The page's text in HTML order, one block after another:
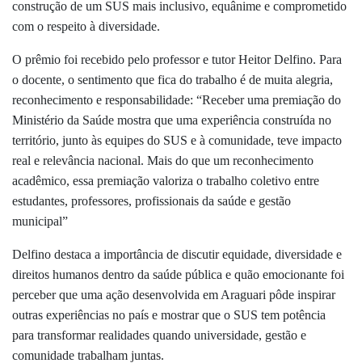
construção de um SUS mais inclusivo, equânime e comprometido
com o respeito à diversidade.
O prêmio foi recebido pelo professor e tutor Heitor Delfino. Para
o docente, o sentimento que fica do trabalho é de muita alegria,
reconhecimento e responsabilidade: “Receber uma premiação do
Ministério da Saúde mostra que uma experiência construída no
território, junto às equipes do SUS e à comunidade, teve impacto
real e relevância nacional. Mais do que um reconhecimento
acadêmico, essa premiação valoriza o trabalho coletivo entre
estudantes, professores, profissionais da saúde e gestão
municipal”
Delfino destaca a importância de discutir equidade, diversidade e
direitos humanos dentro da saúde pública e quão emocionante foi
perceber que uma ação desenvolvida em Araguari pôde inspirar
outras experiências no país e mostrar que o SUS tem potência
para transformar realidades quando universidade, gestão e
comunidade trabalham juntas.